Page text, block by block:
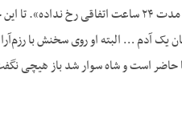
«به عرض پیشگاه اعلی‌حضرت برسانم در
آدم … البته او روی سخنش با
است و شاه سوار شد باز هیچی